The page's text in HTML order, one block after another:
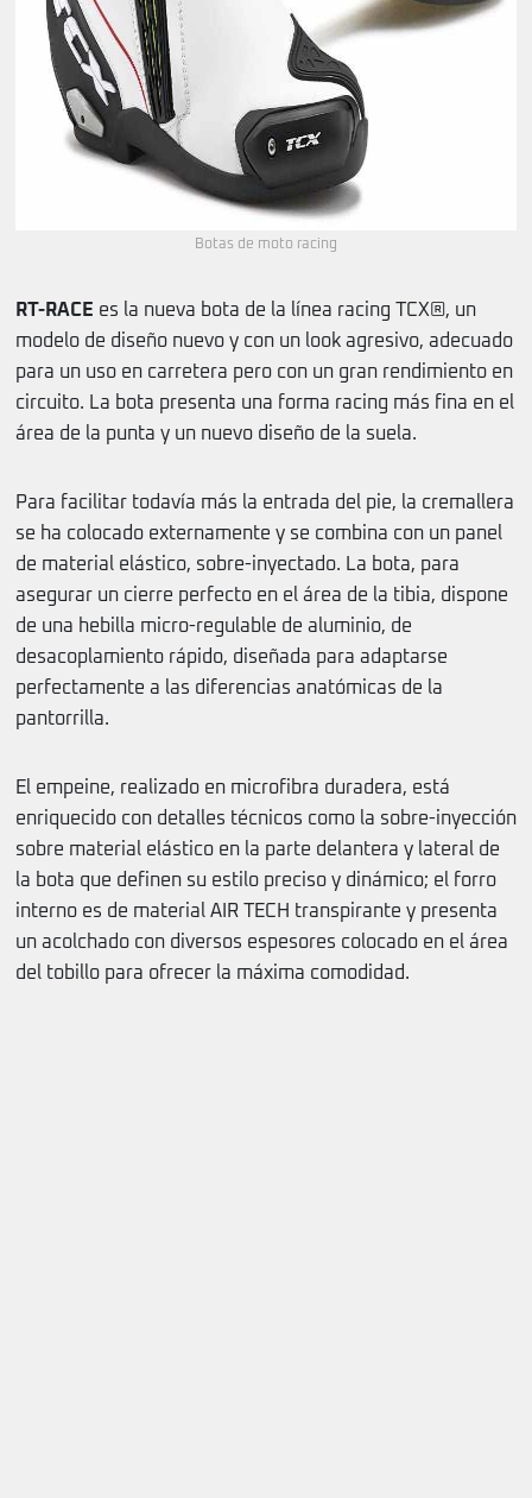
Botas de moto racing
RT-RACE es la nueva bota de la línea racing TCX®, un
modelo de diseño nuevo y con un look agresivo, adecuado
para un uso en carretera pero con un gran rendimiento en
circuito. La bota presenta una forma racing más fina en el
área de la punta y un nuevo diseño de la suela.
Para facilitar todavía más la entrada del pie, la cremallera
se ha colocado externamente y se combina con un panel
de material elástico, sobre-inyectado. La bota, para
asegurar un cierre perfecto en el área de la tibia, dispone
de una hebilla micro-regulable de aluminio, de
desacoplamiento rápido, diseñada para adaptarse
perfectamente a las diferencias anatómicas de la
pantorrilla.
El empeine, realizado en microfibra duradera, está
enriquecido con detalles técnicos como la sobre-inyección
sobre material elástico en la parte delantera y lateral de
la bota que definen su estilo preciso y dinámico; el forro
interno es de material AIR TECH transpirante y presenta
un acolchado con diversos espesores colocado en el área
del tobillo para ofrecer la máxima comodidad.